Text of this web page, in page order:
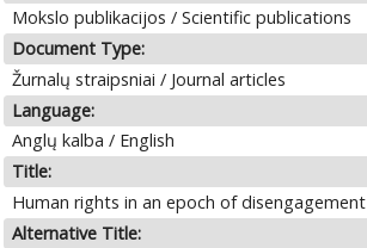
Mokslo publikacijos / Scientific publications
Document Type:
Žurnalų straipsniai / Journal articles
Language:
Anglų kalba / English
Title:
Human rights in an epoch of disengagement
Alternative Title: